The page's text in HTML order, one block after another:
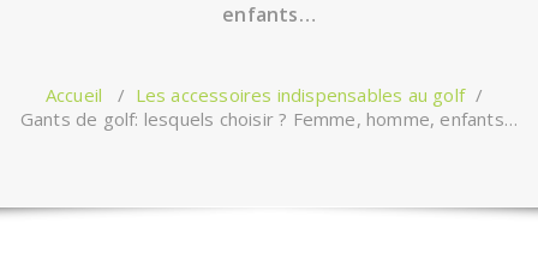
enfants…
Accueil / Les accessoires indispensables au golf/
Gants de golf: lesquels choisir ? Femme, homme, enfants…